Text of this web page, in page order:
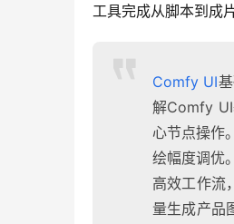
工具完成从脚本到成
Comfy UI
解Comfy UI
心节点操作
绘幅度调优
高效工作流
量生成产品